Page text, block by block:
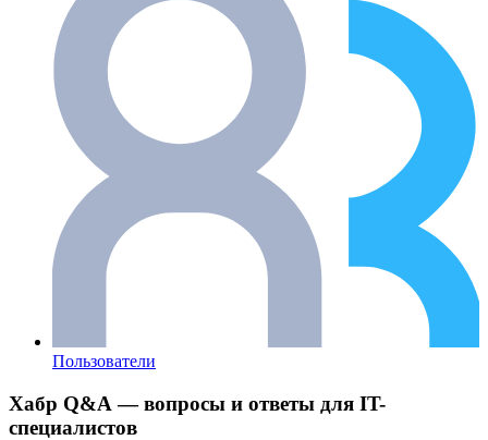
Пользователи
Хабр Q&A — вопросы и ответы для IT-
специалистов